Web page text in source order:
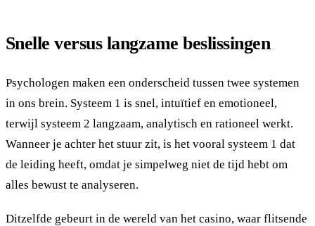
Snelle versus langzame beslissingen
Psychologen maken een onderscheid tussen twee systemen
in ons brein. Systeem 1 is snel, intuïtief en emotioneel,
terwijl systeem 2 langzaam, analytisch en rationeel werkt.
Wanneer je achter het stuur zit, is het vooral systeem 1 dat
de leiding heeft, omdat je simpelweg niet de tijd hebt om
alles bewust te analyseren.
Ditzelfde gebeurt in de wereld van het casino, waar flitsende